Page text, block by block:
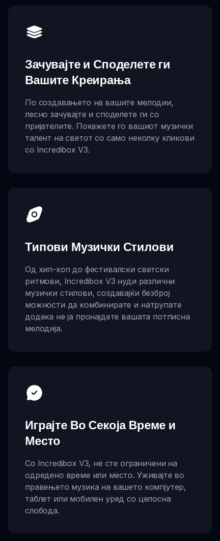
Зачувајте и Споделете ги
Вашите Креирања
По создавањето на вашите мелодии,
лесно зачувајте и споделете ги со
пријателите. Покажете го вашиот музички
талент на светот со само неколку кликови
со Incredibox V3.
Типови Музички Стилови
Од хип-хоп до фестивалски светски
ритмови, Incredibox V3 нуди различни
музички стилови, создавајќи безброј
можности да комбинирате и натрупате
додека не ја пронајдете вашата потписна
мелодија.
Играјте Во Секоја Време и
Место
Со Incredibox V3, не сте ограничени на
одредено време или место. Уживајте во
правењето музика на вашето компјутер,
таблет или мобилен уред со целосна
слобода.